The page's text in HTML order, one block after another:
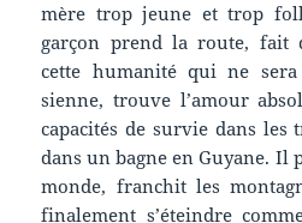
mère trop jeune et trop
garçon prend la route, fait
cette humanité qui ne
sienne, trouve l’amour
capacités de survie dans les
dans un bagne en Guyane. Il
monde, franchit les
finalement s’éteindre